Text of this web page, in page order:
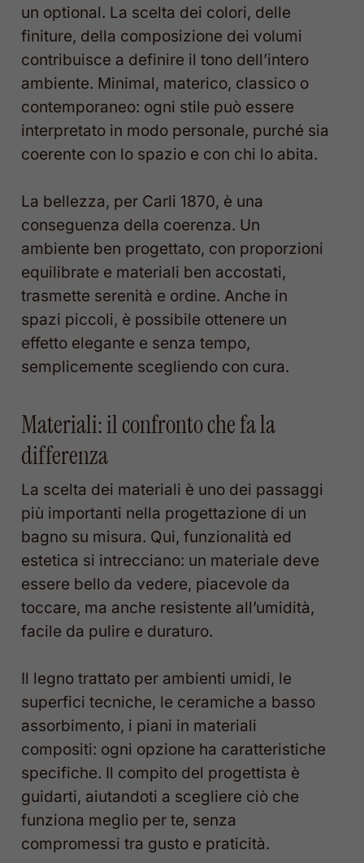
un optional. La scelta dei colori, delle
finiture, della composizione dei volumi
contribuisce a definire il tono dell’intero
ambiente. Minimal, materico, classico o
contemporaneo: ogni stile può essere
interpretato in modo personale, purché sia
coerente con lo spazio e con chi lo abita.
La bellezza, per Carli 1870, è una
conseguenza della coerenza. Un
ambiente ben progettato, con proporzioni
equilibrate e materiali ben accostati,
trasmette serenità e ordine. Anche in
spazi piccoli, è possibile ottenere un
effetto elegante e senza tempo,
semplicemente scegliendo con cura.
Materiali: il confronto che fa la
differenza
La scelta dei materiali è uno dei passaggi
più importanti nella progettazione di un
bagno su misura. Qui, funzionalità ed
estetica si intrecciano: un materiale deve
essere bello da vedere, piacevole da
toccare, ma anche resistente all’umidità,
facile da pulire e duraturo.
Il legno trattato per ambienti umidi, le
superfici tecniche, le ceramiche a basso
assorbimento, i piani in materiali
compositi: ogni opzione ha caratteristiche
specifiche. Il compito del progettista è
guidarti, aiutandoti a scegliere ciò che
funziona meglio per te, senza
compromessi tra gusto e praticità.